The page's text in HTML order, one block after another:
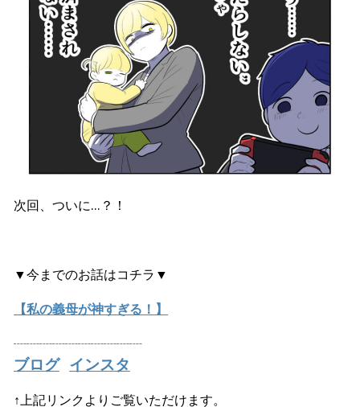
次回、ついに…？！
▼今までのお話はコチラ▼
【私の義母が神すぎる！】
┈┈┈┈┈┈┈┈┈┈
ブログ インスタ
↑上記リンクよりご覧いただけます。